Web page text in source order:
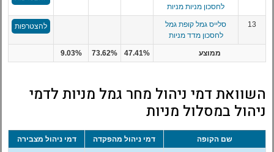
לחסכון מניות מניות
13
סלייס גמל קופת גמל
לחסכון מדד מניות
להצטרפות
ממוצע 47.41%
73.62%
9.03%
השוואת דמי ניהול מחר גמל מניות לדמי
ניהול במסלול מניות
שם הקופה דמי ניהול מהפקדה דמי ניהול מצבירה